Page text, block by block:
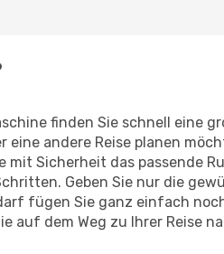
finden Sie schnell eine
andere Reise planen
Sicherheit das passende
Geben Sie nur die
fügen Sie ganz einfach
dem Weg zu Ihrer Reise